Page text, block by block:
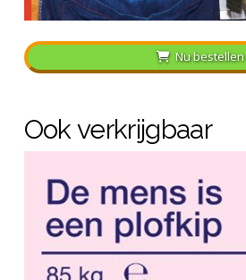
Nu bestellen
Ook verkrijgbaar